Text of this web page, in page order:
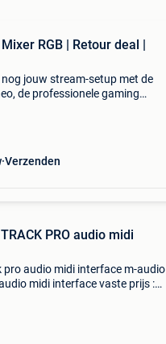
RGB | Retour deal |
jouw stream-setup met de
de professionele gaming
Verzenden
PRO audio midi
audio midi interface m-audio
midi interface vaste prijs :